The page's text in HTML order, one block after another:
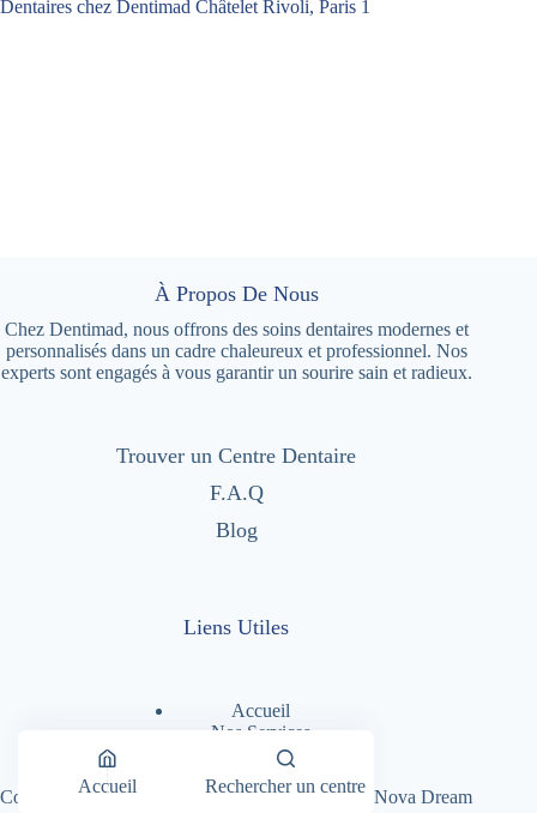
Dentaires chez Dentimad Châtelet Rivoli, Paris 1
À Propos De Nous
Chez Dentimad, nous offrons des soins dentaires modernes et
personnalisés dans un cadre chaleureux et professionnel. Nos
experts sont engagés à vous garantir un sourire sain et radieux.
Trouver un Centre Dentaire
F.A.Q
Blog
Liens Utiles
Accueil
Nos Services
Nos Centres Dentaires
A Propos
Copyright © 2026 - Dentimad |Création Site par Nova Dream
Accueil Rechercher un centre